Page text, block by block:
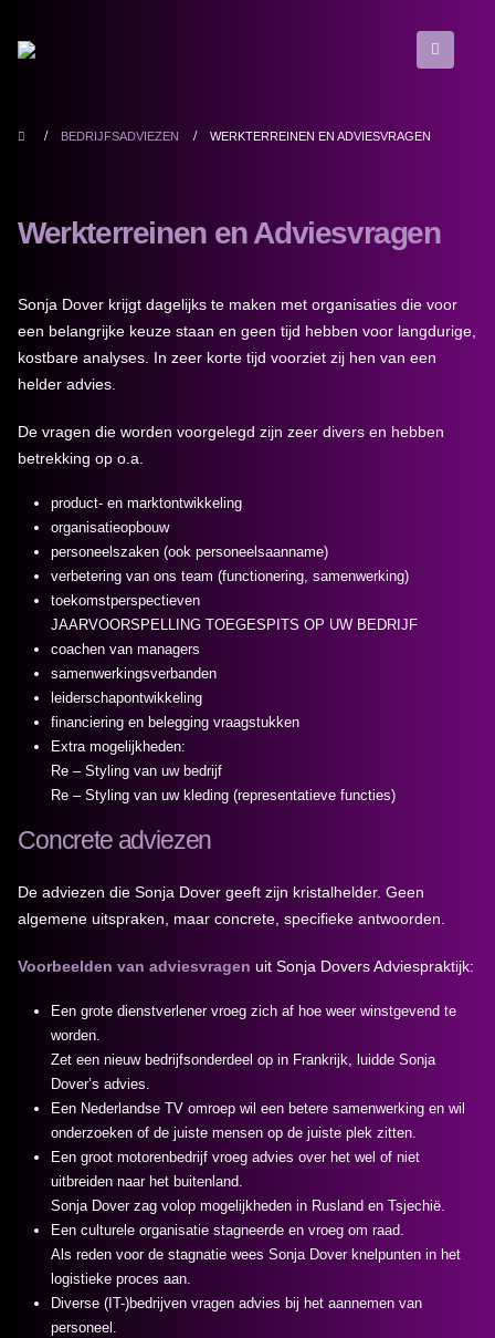
BEDRIJFSADVIEZEN WERKTERREINEN EN ADVIESVRAGEN
Werkterreinen en Adviesvragen
Sonja Dover krijgt dagelijks te maken met organisaties die voor
een belangrijke keuze staan en geen tijd hebben voor langdurige,
kostbare analyses. In zeer korte tijd voorziet zij hen van een
helder advies.
De vragen die worden voorgelegd zijn zeer divers en hebben
betrekking op o.a.
product- en marktontwikkeling
organisatieopbouw
personeelszaken (ook personeelsaanname)
verbetering van ons team (functionering, samenwerking)
toekomstperspectieven
JAARVOORSPELLING TOEGESPITS OP UW BEDRIJF
coachen van managers
samenwerkingsverbanden
leiderschapontwikkeling
financiering en belegging vraagstukken
Extra mogelijkheden:
Re – Styling van uw bedrijf
Re – Styling van uw kleding (representatieve functies)
Concrete adviezen
De adviezen die Sonja Dover geeft zijn kristalhelder. Geen
algemene uitspraken, maar concrete, specifieke antwoorden.
Voorbeelden van adviesvragen uit Sonja Dovers Adviespraktijk:
Een grote dienstverlener vroeg zich af hoe weer winstgevend te
worden.
Zet een nieuw bedrijfsonderdeel op in Frankrijk, luidde Sonja
Dover’s advies.
Een Nederlandse TV omroep wil een betere samenwerking en wil
onderzoeken of de juiste mensen op de juiste plek zitten.
Een groot motorenbedrijf vroeg advies over het wel of niet
uitbreiden naar het buitenland.
Sonja Dover zag volop mogelijkheden in Rusland en Tsjechië.
Een culturele organisatie stagneerde en vroeg om raad.
Als reden voor de stagnatie wees Sonja Dover knelpunten in het
logistieke proces aan.
Diverse (IT-)bedrijven vragen advies bij het aannemen van
personeel.